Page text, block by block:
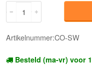
Artikelnummer:CO-SW
Besteld (ma-vr) voor